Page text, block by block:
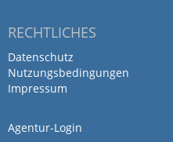
RECHTLICHES
Datenschutz
Nutzungsbedingungen
Impressum
Agentur-Login